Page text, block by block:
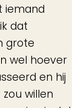
iemand
dat
grote
wel hoever
en hij
willen